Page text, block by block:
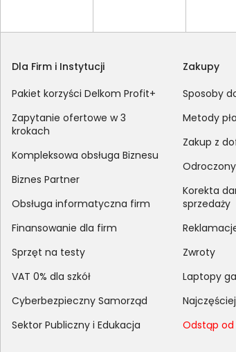
Dla Firm i Instytucji
Pakiet korzyści Delkom Profit+
Zapytanie ofertowe w 3
krokach
Kompleksowa obsługa Biznesu
Biznes Partner
Obsługa informatyczna firm
Finansowanie dla firm
Sprzęt na testy
VAT 0% dla szkół
Cyberbezpieczny Samorząd
Sektor Publiczny i Edukacja
Zakupy
Sposoby
Metody
Zakup z
Korekta
sprzedaży
Zwroty
Laptopy
Odstąp